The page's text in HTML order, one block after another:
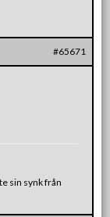
#65671
sin synk från